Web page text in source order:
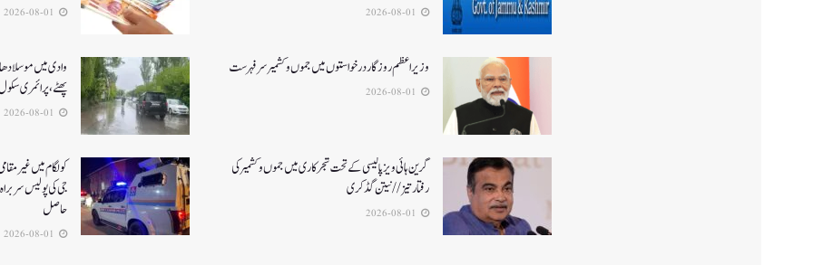
وزیر اعظم روزگار درخواستوں میں جموں و کشمیر سرفہرست
وادی میں
پھٹے، پرائمری
گرین ہائی ویز پالیسی کے تحت شجرکاری میں جموں و کشمیر کی
رفتار تیز// نیتن گڈکری
جی کی پولیس
حاصل